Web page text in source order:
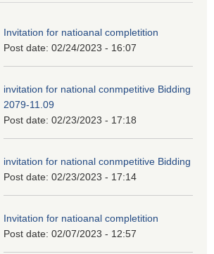
Invitation for natioanal completition
Post date: 02/24/2023 - 16:07
invitation for national conmpetitive Bidding
2079-11.09
Post date: 02/23/2023 - 17:18
invitation for national conmpetitive Bidding
Post date: 02/23/2023 - 17:14
Invitation for natioanal completition
Post date: 02/07/2023 - 12:57